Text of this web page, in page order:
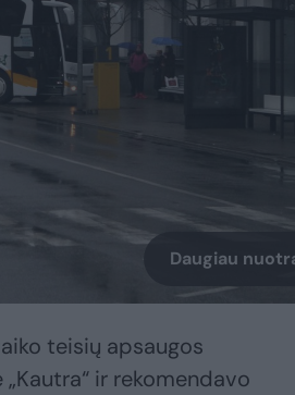
Daugiau
teisių apsaugos
ir rekomendavo